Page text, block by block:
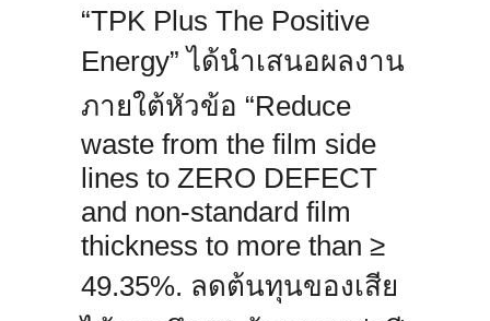
“TPK Plus The Positive
Energy” ได้นำเสนอผลงาน
ภายใต้หัวข้อ “Reduce
waste from the film side
lines to ZERO DEFECT
and non-standard film
thickness to more than ≥
49.35%. ลดต้นทุนของเสีย